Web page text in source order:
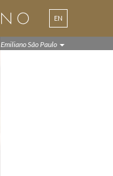
EN
PT
Emiliano São Paulo